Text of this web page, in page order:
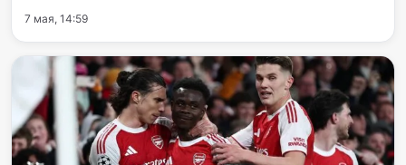
прозвучит в 23:45 по ташкентскому времени. Эта
7 мая, 14:59